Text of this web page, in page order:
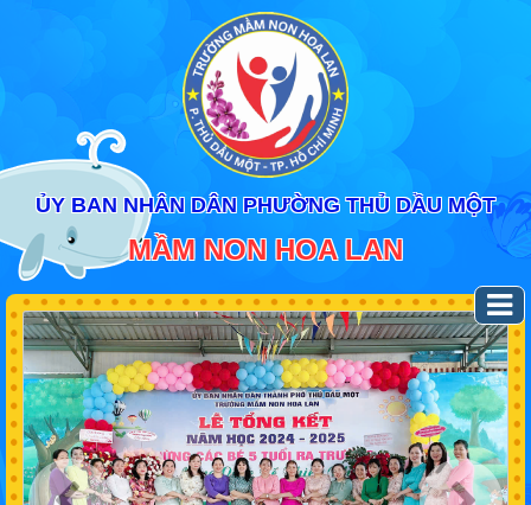
ỦY BAN NHÂN DÂN PHƯỜNG THỦ DẦU MỘT
MẦM NON HOA LAN